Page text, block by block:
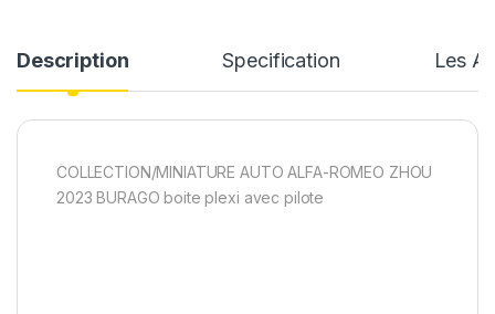
Description Specification Les
COLLECTION/MINIATURE AUTO ALFA-ROMEO ZHOU
2023 BURAGO boite plexi avec pilote